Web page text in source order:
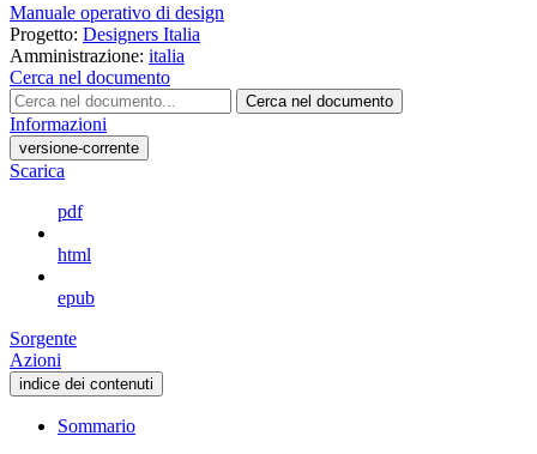
Manuale operativo di design
Progetto: Designers Italia
Amministrazione: italia
Cerca nel documento
Cerca nel documento
Informazioni
versione-corrente
Scarica
pdf
html
epub
Sorgente
Azioni
indice dei contenuti
Sommario